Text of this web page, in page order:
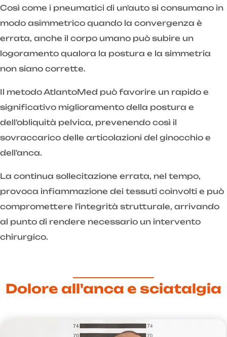
Così come i pneumatici di un'auto si consumano in
modo asimmetrico quando la convergenza è
errata, anche il corpo umano può subire un
logoramento qualora la postura e la simmetria
non siano corrette.
Il metodo AtlantoMed può favorire un rapido e
significativo miglioramento della postura e
dell'obliquità pelvica, prevenendo così il
sovraccarico delle articolazioni del ginocchio e
dell'anca.
La continua sollecitazione errata, nel tempo,
provoca infiammazione dei tessuti coinvolti e può
compromettere l'integrità strutturale, arrivando
al punto di rendere necessario un intervento
chirurgico.
Dolore all'anca e sciatalgia